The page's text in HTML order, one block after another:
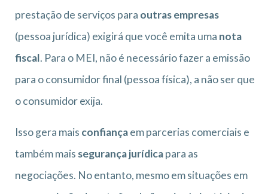
prestação de serviços para outras empresas
(pessoa jurídica) exigirá que você emita uma nota
fiscal. Para o MEI, não é necessário fazer a emissão
para o consumidor final (pessoa física), a não ser que
o consumidor exija.
Isso gera mais confiançaem parcerias comerciais e
também mais segurança jurídicapara as
negociações. No entanto, mesmo em situações em